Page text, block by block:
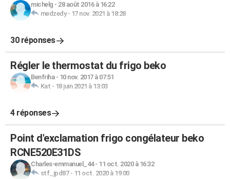
michelg - 28 août 2016 à 16:22
medzedy- 17 nov. 2021 à 18:28
30 réponses
Régler le thermostat du frigo beko
Benfriha- 10 nov. 2017 à 07:51
Kat - 18 juin 2021 à 13:03
4 réponses
Point d'exclamation frigo congélateur beko
RCNE520E31DS
Charles-emmanuel_44- 11 oct. 2020 à 16:32
stf_jpd87- 11 oct. 2020 à 19:00